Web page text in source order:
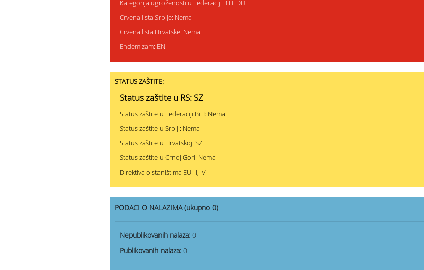
Kategorija ugroženosti u Federaciji BiH: DD
Crvena lista Srbije: Nema
Crvena lista Hrvatske: Nema
Endemizam: EN
STATUS ZAŠTITE:
Status zaštite u RS: SZ
Status zaštite u Federaciji BiH: Nema
Status zaštite u Srbiji: Nema
Status zaštite u Hrvatskoj: SZ
Status zaštite u Crnoj Gori: Nema
Direktiva o staništima EU: II, IV
PODACI O NALAZIMA (ukupno 0)
Nepublikovanih nalaza: 0
Publikovanih nalaza: 0